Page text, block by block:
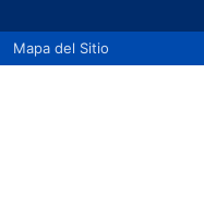
Mapa del Sitio